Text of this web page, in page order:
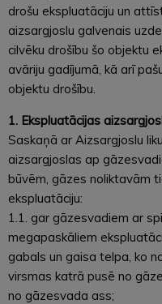
drošu ekspluatāciju un
aizsargjoslu galvenais
cilvēku drošību šo objektu
avāriju gadījumā, kā arī
objektu drošību.
1. Ekspluatācijas
Saskaņā ar Aizsargjoslu
aizsargjoslas ap
būvēm, gāzes noliktavām
ekspluatāciju:
1.1. gar gāzesvadiem ar
megapaskāliem
gabals un gaisa telpa, ko
virsmas katrā pusē no
no gāzesvada ass;